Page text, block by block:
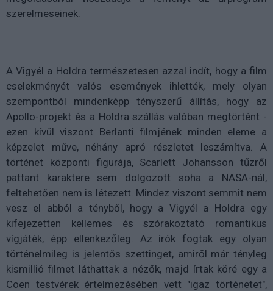
szerelmeseinek.
A Vigyél a Holdra természetesen azzal indít, hogy a film
cselekményét valós események ihlették, mely olyan
szempontból mindenképp tényszerű állítás, hogy az
Apollo-projekt és a Holdra szállás valóban megtörtént -
ezen kívül viszont Berlanti filmjének minden eleme a
képzelet műve, néhány apró részletet leszámítva. A
történet központi figurája, Scarlett Johansson tűzről
pattant karaktere sem dolgozott soha a NASA-nál,
feltehetően nem is létezett. Mindez viszont semmit nem
vesz el abból a tényből, hogy a Vigyél a Holdra egy
kifejezetten kellemes és szórakoztató romantikus
vígjáték, épp ellenkezőleg. Az írók fogtak egy olyan
történelmileg is jelentős szettinget, amiről már tényleg
kismillió filmet láthattak a nézők, majd írtak köré egy a
Coen testvérek értelmezésében vett "igaz történetet",